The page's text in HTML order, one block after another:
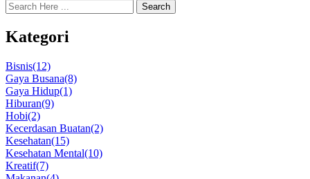
Search
Kategori
Bisnis(12)
Gaya Busana(8)
Gaya Hidup(1)
Hiburan(9)
Hobi(2)
Kecerdasan Buatan(2)
Kesehatan(15)
Kesehatan Mental(10)
Kreatif(7)